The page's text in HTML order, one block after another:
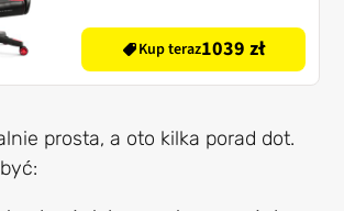
Kup teraz1039 zł
prosta, a oto kilka porad dot.